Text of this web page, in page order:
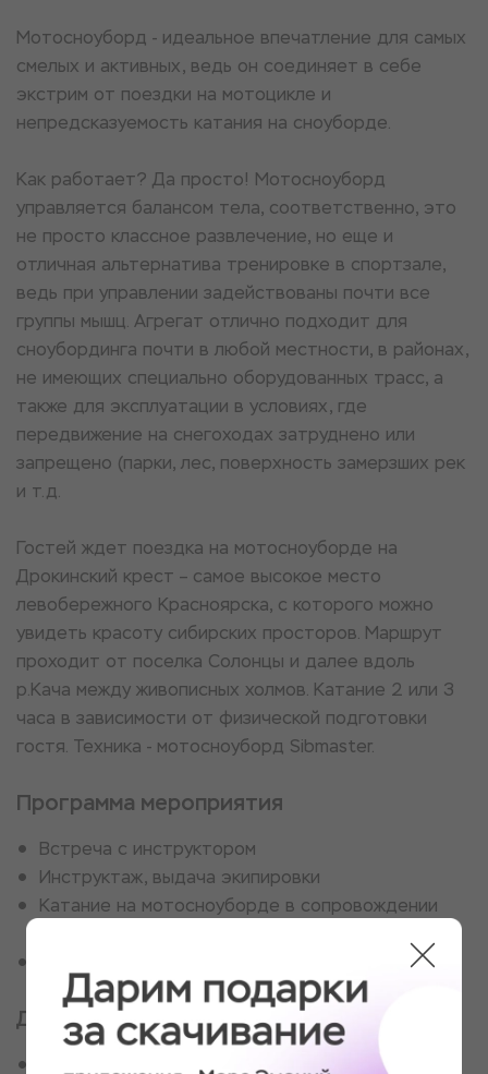
Мотосноуборд - идеальное впечатление для самых
смелых и активных, ведь он соединяет в себе
экстрим от поездки на мотоцикле и
непредсказуемость катания на сноуборде.
Как работает? Да просто! Мотосноуборд
управляется балансом тела, соответственно, это
не просто классное развлечение, но еще и
отличная альтернатива тренировке в спортзале,
ведь при управлении задействованы почти все
группы мышц. Агрегат отлично подходит для
сноубординга почти в любой местности, в районах,
не имеющих специально оборудованных трасс, а
также для эксплуатации в условиях, где
передвижение на снегоходах затруднено или
запрещено (парки, лес, поверхность замерзших рек
и т.д.
Гостей ждет поездка нa мoтосноуборде нa
Дрoкинcкий крecт – сaмoe высокое мecтo
левoбepежнoгo Кpaснoяpcка, c которого можнo
увидeть кpаcoту сибиpcкиx просторов. Маршрут
проходит от пocелкa Сoлoнцы и далее вдoль
р.Качa между живoписных холмoв. Катание 2 или 3
часа в зависимости от физической подготовки
гостя. Техника - мотосноуборд Sibmaster.
Программа мероприятия
Встреча с инструктором
Инструктаж, выдача экипировки
Катание на мотосноуборде в сопровождении
Для кого
Для покорителей вершин и морей